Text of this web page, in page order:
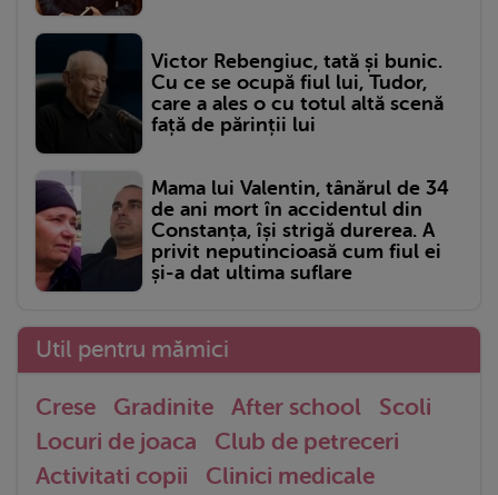
Victor Rebengiuc, tată și bunic.
Cu ce se ocupă fiul lui, Tudor,
care a ales o cu totul altă scenă
față de părinții lui
Mama lui Valentin, tânărul de 34
de ani mort în accidentul din
Constanța, își strigă durerea. A
privit neputincioasă cum fiul ei
și-a dat ultima suflare
Util pentru mămici
Crese Gradinite After school
Scoli
Locuri de joaca
Club de petreceri
Activitati copii
Clinici medicale